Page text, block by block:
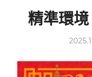
精準環